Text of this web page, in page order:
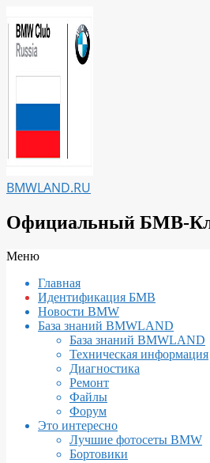
к
содержимому
BMWLAND.RU
Официальный БМВ-
Вторичное
навигации
Меню
Главная
Идентификация БМВ
Новости BMW
База знаний BMWLAND
База знаний BMWLAND
Техническая информация
Диагностика
Ремонт
Файлы
Форум
Это интересно
Лучшие фотосеты BMW
Бортовики